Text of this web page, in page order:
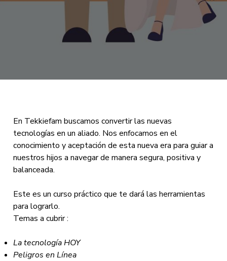
En Tekkiefam buscamos convertir las nuevas
tecnologías en un aliado. Nos enfocamos en el
conocimiento y aceptación de esta nueva era para guiar a
nuestros hijos a navegar de manera segura, positiva y
balanceada.
Este es un curso práctico que te dará las herramientas
para lograrlo.
Temas a cubrir :
La tecnología HOY
Peligros en Línea